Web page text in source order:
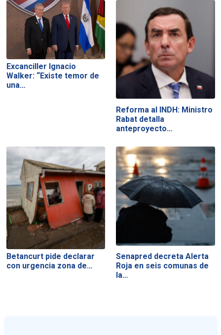
Excanciller Ignacio
Walker: “Existe temor de
una…
Reforma al INDH: Ministro
Rabat detalla
anteproyecto…
Betancurt pide declarar
con urgencia zona de…
Senapred decreta Alerta
Roja en seis comunas de
la…